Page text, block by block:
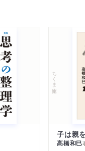
ちくま文庫
高橋和巳